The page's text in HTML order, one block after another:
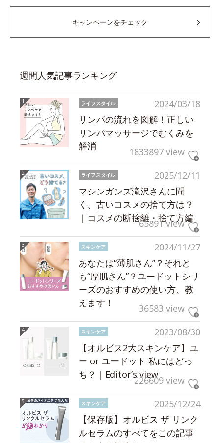
キャンペーンをチェック
週間人気記事ランキング
2024/03/18
ライフスタイル
リンパの流れを図解！正しい
リンパマッサージでむくみを
解消
1833897 view
2025/12/11
ライフスタイル
マシンガンズ滝沢さんに聞
く、古いコスメの捨て方は？
｜コスメの断捨離・捨て方編
65891 view
2024/11/27
スキンケア
あなたは“薄肌さん”？それと
も“厚肌さん”？ユードットシリ
ーズのおすすめの使い方、教
えます！
36583 view
2023/08/30
スキンケア
【オルビス2大スキンケア】ユ
ー or ユードット 私にはどっ
ち？｜Editor’s view226609 view
2025/12/24
スキンケア
【保存版】オルビス ザ リンク
ルセラムのすべてをこの記事